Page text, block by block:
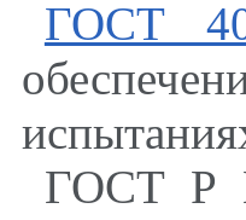
ГОСТ
ГОСТ Р